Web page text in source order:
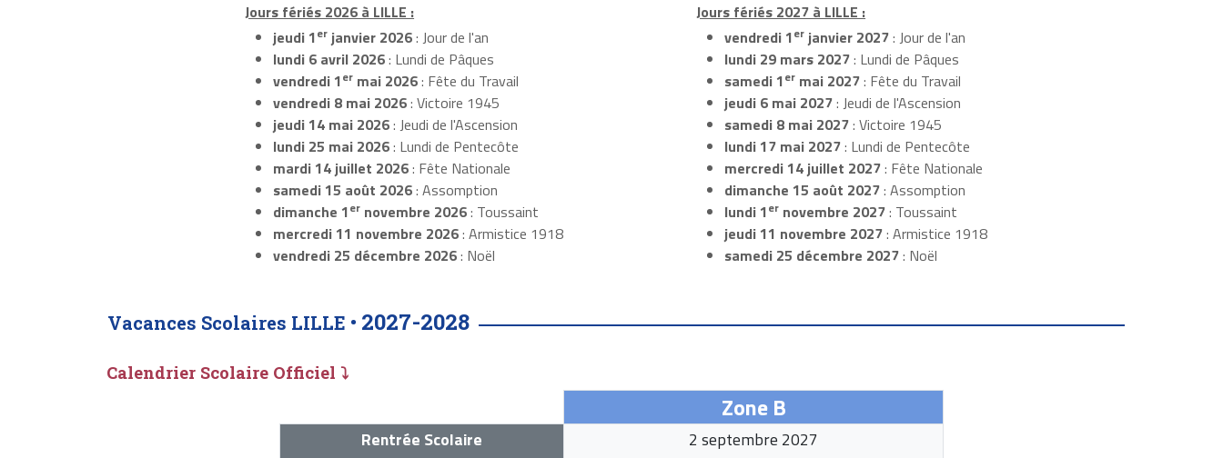
Jours fériés 2026 à LILLE :
jeudi 1erjanvier 2026: Jour de l'an
lundi 6 avril 2026: Lundi de Pâques
vendredi 1ermai 2026: Fête du Travail
vendredi 8 mai 2026: Victoire 1945
jeudi 14 mai 2026: Jeudi de l'Ascension
lundi 25 mai 2026: Lundi de Pentecôte
mardi 14 juillet 2026: Fête Nationale
samedi 15 août 2026: Assomption
dimanche 1ernovembre 2026: Toussaint
mercredi 11 novembre 2026: Armistice 1918
vendredi 25 décembre 2026: Noël
Jours fériés 2027 à LILLE :
vendredi 1erjanvier 2027: Jour de l'an
lundi 29 mars 2027: Lundi de Pâques
samedi 1ermai 2027: Fête du Travail
jeudi 6 mai 2027: Jeudi de l'Ascension
samedi 8 mai 2027: Victoire 1945
lundi 17 mai 2027: Lundi de Pentecôte
mercredi 14 juillet 2027: Fête Nationale
dimanche 15 août 2027: Assomption
lundi 1ernovembre 2027: Toussaint
jeudi 11 novembre 2027: Armistice 1918
samedi 25 décembre 2027: Noël
Vacances Scolaires LILLE • 2027-2028
Calendrier Scolaire Officiel ⤵
Zone B
Rentrée Scolaire
2 septembre 2027